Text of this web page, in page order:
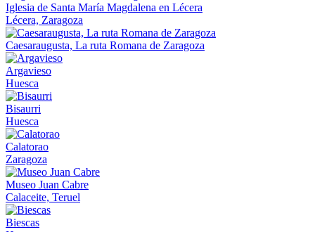
Iglesia de Santa María Magdalena en Lécera
Lécera, Zaragoza
Caesaraugusta, La ruta Romana de Zaragoza
Argavieso
Huesca
Bisaurri
Huesca
Calatorao
Zaragoza
Museo Juan Cabre
Calaceite, Teruel
Biescas